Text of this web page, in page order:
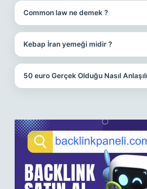
Common law ne demek ?
Kebap İran yemeği midir ?
50 euro Gerçek Olduğu Nasıl